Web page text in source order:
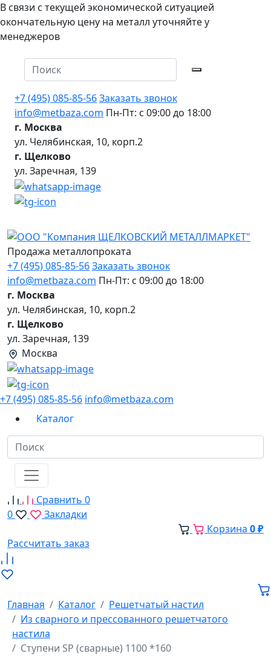
В связи с текущей экономической ситуацией
окончательную цену на металл уточняйте у
менеджеров
+7 (495) 085-85-56Заказать звонок
info@metbaza.com Пн-Пт: с 09:00 до 18:00
г. Москва
ул. Челябинская, 10, корп.2
г. Щелково
ул. Заречная, 139
Продажа металлопроката
+7 (495) 085-85-56Заказать звонок
info@metbaza.com Пн-Пт: с 09:00 до 18:00
г. Москва
ул. Челябинская, 10, корп.2
г. Щелково
ул. Заречная, 139
Москва
+7 (495) 085-85-56 info@metbaza.com
Каталог
Сравнить 0
0
Закладки
Корзина 0 ₽
Рассчитать заказ
Главная Каталог
Решетчатый настил
Из сварного и прессованного решетчатого
настила
Ступени SP (сварные) 1100 *160